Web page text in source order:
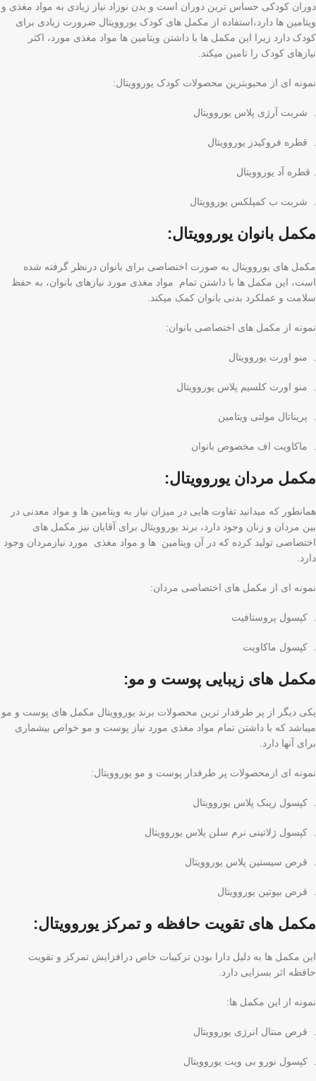
دوران کودکی حساس ترین دوران است و بدن نوزاد نیاز زیادی به مواد مغذی و
ویتامین ها دارد،استفاده از مکمل های کودک یوروویتال ضرورت زیادی برای
کودک دارد زیرا این مکمل ها با داشتن ویتامین ها مواد مغذی مورد، اکثر
نیازهای کودک را تامین میکند.
نمونه ای از محبوبترین محصولات کودک یوروویتال:
. شربت آرژی پلاس یوروویتال
. قطره فروکیدز یوروویتال
. قطره آد یوروویتال
. شربت ب کمپلکس یوروویتال
مکمل بانوان یوروویتال:
مکمل های یوروویتال به صورت اختصاصی برای بانوان درنظر گرفته شده
است، این مکمل ها با داشتن تمام مواد مغذی مورد نیازهای بانوان، به حفظ
سلامت و عملکرد بدنی بانوان کمک میکند.
نمونه از مکمل های اختصاصی بانوان:
. منو اورت یوروویتال
. منو اورت کلسیم پلاس یوروویتال
. پریناتال مولتی ویتامین
. ماکاویت اف مخصوص بانوان
مکمل مردان یوروویتال:
همانطور که میدانید تفاوت هایی در میزان نیاز به ویتامین ها و مواد معدنی در
بین مردان و زنان وجود دارد، برند یوروویتال برای آقایان نیز مکمل های
اختصاصی تولید کرده که در آن ویتامین ها و مواد مغذی مورد نیازمردان وجود
دارد.
نمونه ای از مکمل های اختصاصی مردان:
. کپسول پروستافیت
. کپسول ماکاویت
مکمل های زیبایی پوست و مو:
یکی دیگر از پر طرفدار ترین محصولات برند یوروویتال مکمل های پوست و مو
میباشد که با داشتن تمام مواد مغذی مورد نیاز پوست و مو خواص بیشماری
برای آنها دارد.
نمونه ای ازمحصولات پر طرفدار پوست و مو یوروویتال:
. کپسول زینک پلاس یوروویتال
. کپسول ژلاتینی نرم سلن پلاس یوروویتال
. قرص سیستین پلاس یوروویتال
. قرص بیوتین یوروویتال
مکمل های تقویت حافظه و تمرکز یوروویتال:
این مکمل ها به دلیل دارا بودن ترکیبات خاص درافزایش تمرکز و تقویت
حافظه اثر بسزایی دارد.
نمونه از این مکمل ها:
. قرص منتال انرژی یوروویتال
. کپسول نورو بی ویت یوروویتال